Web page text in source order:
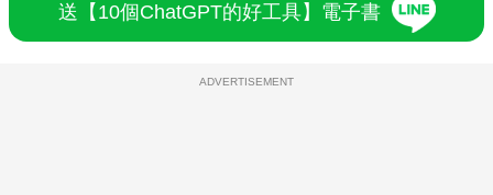
送【10個ChatGPT的好工具】電子書
ADVERTISEMENT